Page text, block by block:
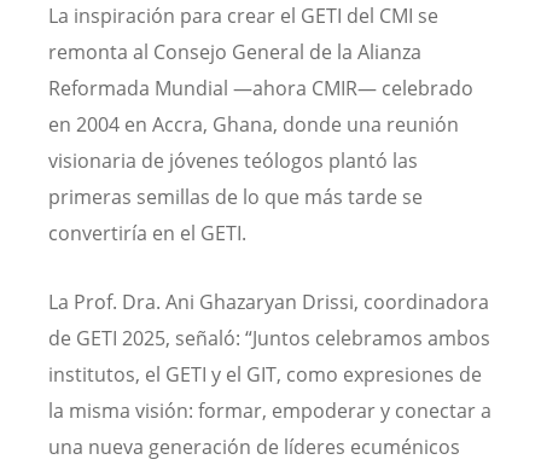
La inspiración para crear el GETI del CMI se
remonta al Consejo General de la Alianza
Reformada Mundial —ahora CMIR— celebrado
en 2004 en Accra, Ghana, donde una reunión
visionaria de jóvenes teólogos plantó las
primeras semillas de lo que más tarde se
convertiría en el GETI.
La Prof. Dra. Ani Ghazaryan Drissi, coordinadora
de GETI 2025, señaló: “Juntos celebramos ambos
institutos, el GETI y el GIT, como expresiones de
la misma visión: formar, empoderar y conectar a
una nueva generación de líderes ecuménicos